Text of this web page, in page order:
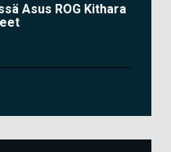
Asus ROG Kithara